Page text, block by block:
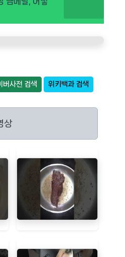
버사전 검색 위키백과 검색
상